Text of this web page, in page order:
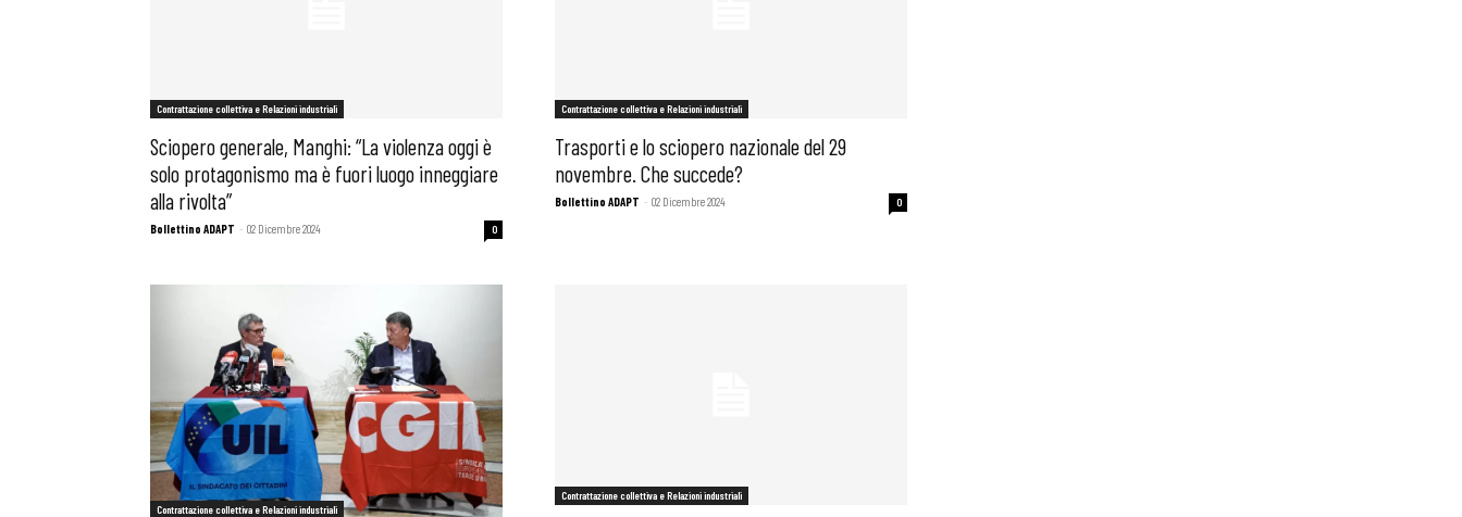
Contrattazione collettiva e Relazioni industriali
Sciopero generale, Manghi: “La violenza oggi è
solo protagonismo ma è fuori luogo inneggiare
alla rivolta”
Bollettino ADAPT - 02 Dicembre 2024 0
Contrattazione collettiva e Relazioni industriali
Trasporti e lo sciopero nazionale del 29
novembre. Che succede?
Bollettino ADAPT - 02 Dicembre 2024 0
Contrattazione collettiva e Relazioni industriali
Contrattazione collettiva e Relazioni industriali